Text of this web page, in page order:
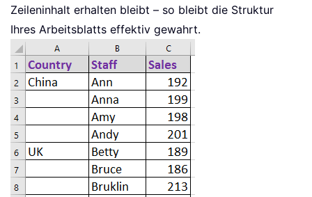
Zeileninhalt erhalten bleibt – so bleibt die Struktur
Ihres Arbeitsblatts effektiv gewahrt.